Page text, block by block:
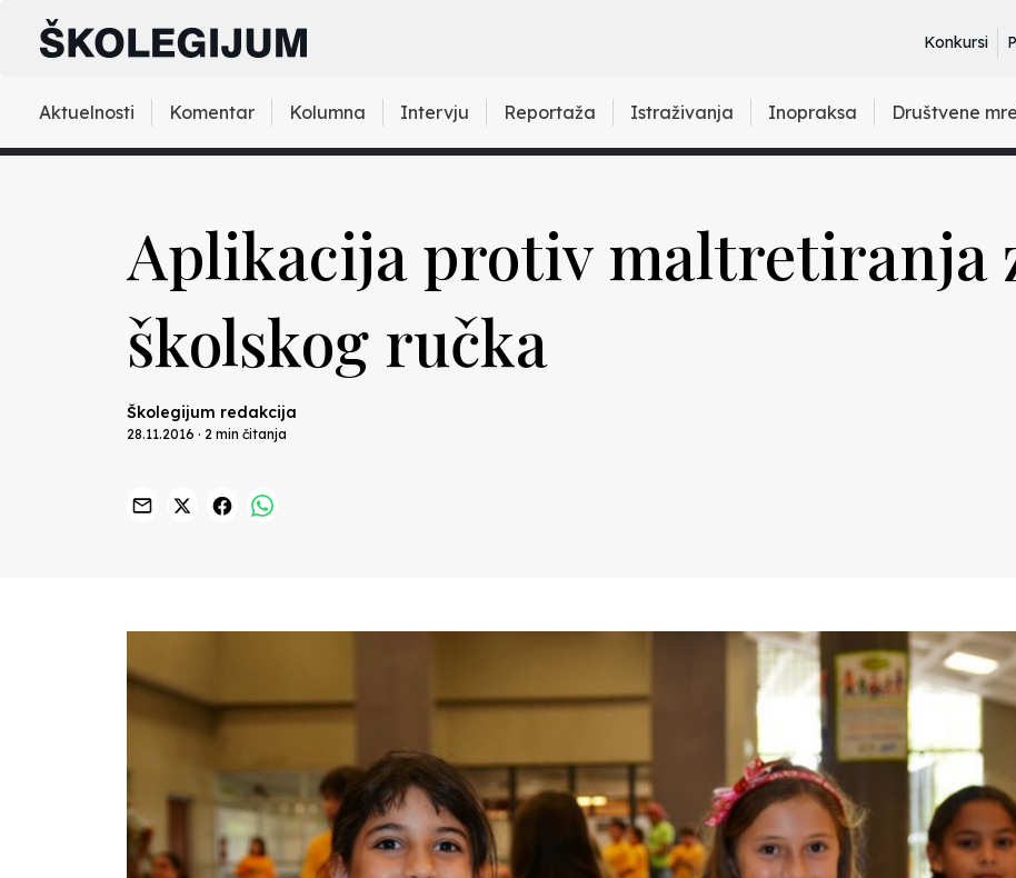
Konkursi
Aktuelnosti Komentar Kolumna Intervju Reportaža Istraživanja Inopraksa Društvene
Aplikacija protiv maltretiranja
školskog ručka
Školegijum redakcija
28.11.2016 · 2 min čitanja